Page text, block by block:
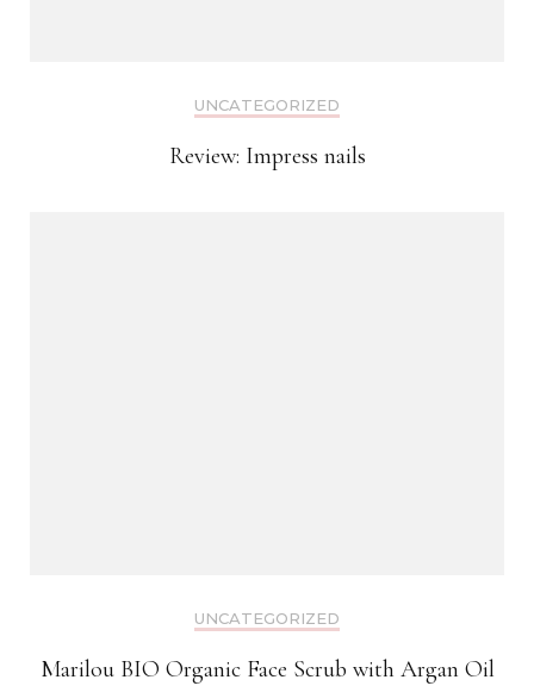
UNCATEGORIZED
Review: Impress nails
UNCATEGORIZED
Marilou BIO Organic Face Scrub with Argan Oil